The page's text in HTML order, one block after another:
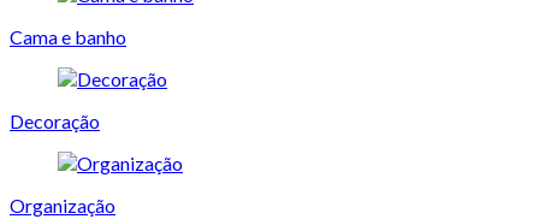
Cama e banho
Decoração
Organização